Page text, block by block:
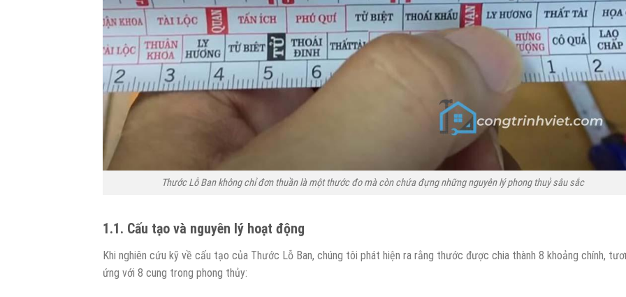
Thước Lỗ Ban không chỉ đơn thuần là một thước đo mà còn chứa đựng những nguyên lý phong thuỷ sâu sắc
1.1. Cấu tạo và nguyên lý hoạt động
Khi nghiên cứu kỹ về cấu tạo của Thước Lỗ Ban, chúng tôi phát hiện ra rằng thước được chia thành 8 khoảng chính,
ứng với 8 cung trong phong thủy: